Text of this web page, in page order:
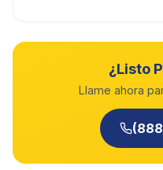
¿Listo
Llame ahora